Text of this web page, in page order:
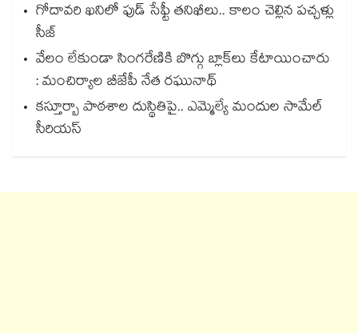
గోదావరి ఖనిలో ఫుడ్ సేఫ్టీ తనిఖీలు.. కాలం చెల్లిన పచ్చళ్లు
సీజ్
వేలం లేకుండా సింగరేణికి బొగ్గు బ్లాక్‌‌‌‌‌‌‌‌లు కేటాయించారు
: మంచిర్యాల బీజేపీ నేత రఘునాథ్
కస్తూర్బా పాఠశాల దుస్థితిపై.. ఎమ్మెల్యే మందుల సామేల్
సీరియస్